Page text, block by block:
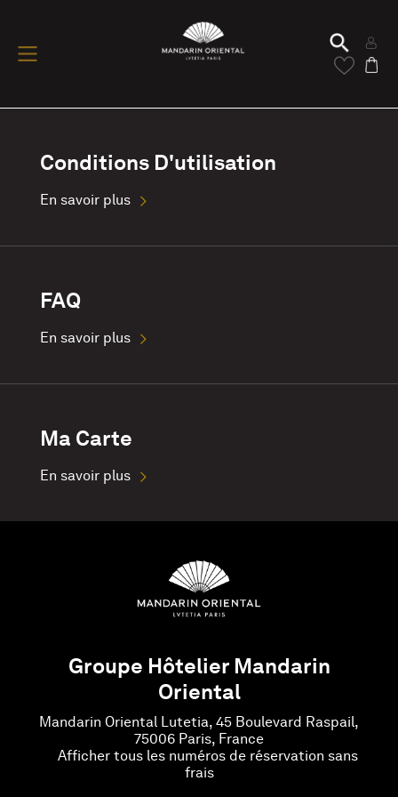
Conditions D'utilisation
En savoir plus
FAQ
En savoir plus
Ma Carte
En savoir plus
Groupe Hôtelier Mandarin
Oriental
Mandarin Oriental Lutetia, 45 Boulevard Raspail,
75006 Paris, France
Afficher tous les numéros de réservation sans
frais